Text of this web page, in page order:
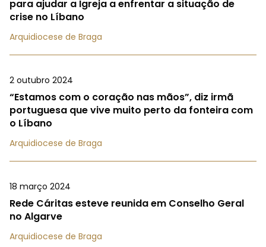
para ajudar a Igreja a enfrentar a situação de
crise no Líbano
Arquidiocese de Braga
2 outubro 2024
“Estamos com o coração nas mãos”, diz irmã
portuguesa que vive muito perto da fonteira com
o Líbano
Arquidiocese de Braga
18 março 2024
Rede Cáritas esteve reunida em Conselho Geral
no Algarve
Arquidiocese de Braga